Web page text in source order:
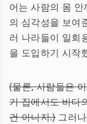
어는 사람의 몸
의 심각성을 보여
러 나라들이 일회
을 도입하기 시작
(물론, 사람들은
기 집에서도 바다
건 아니지.)그러나